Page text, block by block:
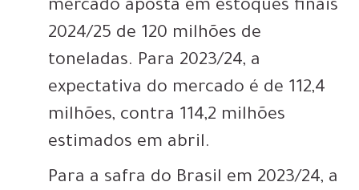
mercado aposta em estoques finais
2024/25 de 120 milhões de
toneladas. Para 2023/24, a
expectativa do mercado é de 112,4
milhões, contra 114,2 milhões
estimados em abril.
Para a safra do Brasil em 2023/24, a